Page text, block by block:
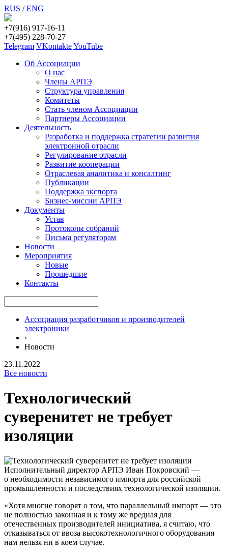
RUS /ENG
+7(916) 917-16-11
+7(495) 228-70-27
Telegram VKontakteYouTube
Об Ассоциации
О нас
Члены АРПЭ
Структура управления
Комитеты
Стать членом Ассоциации
Партнеры Ассоциации
Деятельность
Разработка и поддержка стратегии развития
электронной отрасли
Регулирование отрасли
Развитие кооперации
Отраслевая аналитика и консалтинг
Публикации
Поддержка экспорта
Бизнес-миссии АРПЭ
Документы
Устав
Протоколы собраний
Письма регуляторам
Новости
Мероприятия
Новые
Прошедшие
Контакты
Ассоциация разработчиков и производителей
электроники
›
Новости
23.11.2022
Все новости
Технологический
суверенитет не требует
изоляции
Исполнительный директор АРПЭ Иван Покровский —
о необходимости независимого импорта для российской
промышленности и последствиях технологической изоляции.
«Хотя многие говорят о том, что параллельный импорт — это
не полностью законная и к тому же вредная для
отечественных производителей инициатива, я считаю, что
отказываться от ввоза высокотехнологичного оборудования
нам нельзя ни в коем случае.